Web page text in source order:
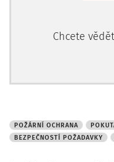
Chcete
POŽÁRNÍ OCHRANA
BEZPEČNOSTÍ POŽADAVKY